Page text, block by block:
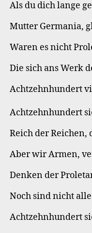
Als du dich lange
Mutter Germania,
Waren es nicht
Die sich ans Werk
Achtzehnhundert
Achtzehnhundert
Reich der Reichen,
Aber wir Armen,
Denken der
Noch sind nicht
Achtzehnhundert